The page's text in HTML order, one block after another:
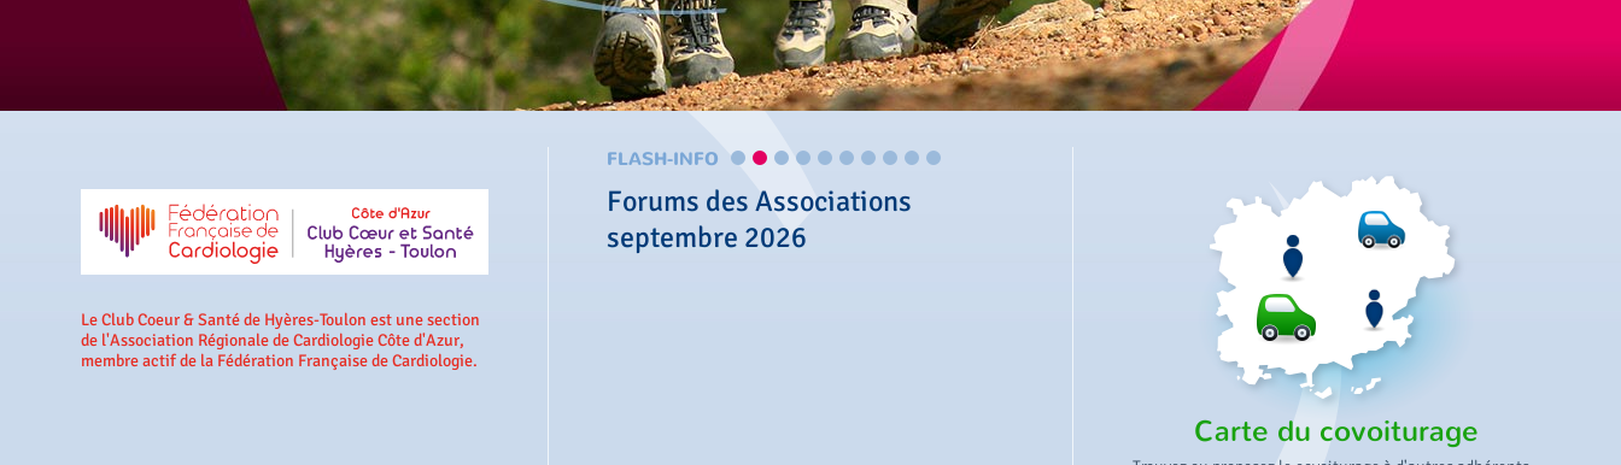
Le Club Coeur & Santé de Hyères-Toulon est une section
de l'Association Régionale de Cardiologie Côte d'Azur,
membre actif de la Fédération Française de Cardiologie.
FLASH-INFO
Forums des Associations
septembre 2026
Carte du covoiturage